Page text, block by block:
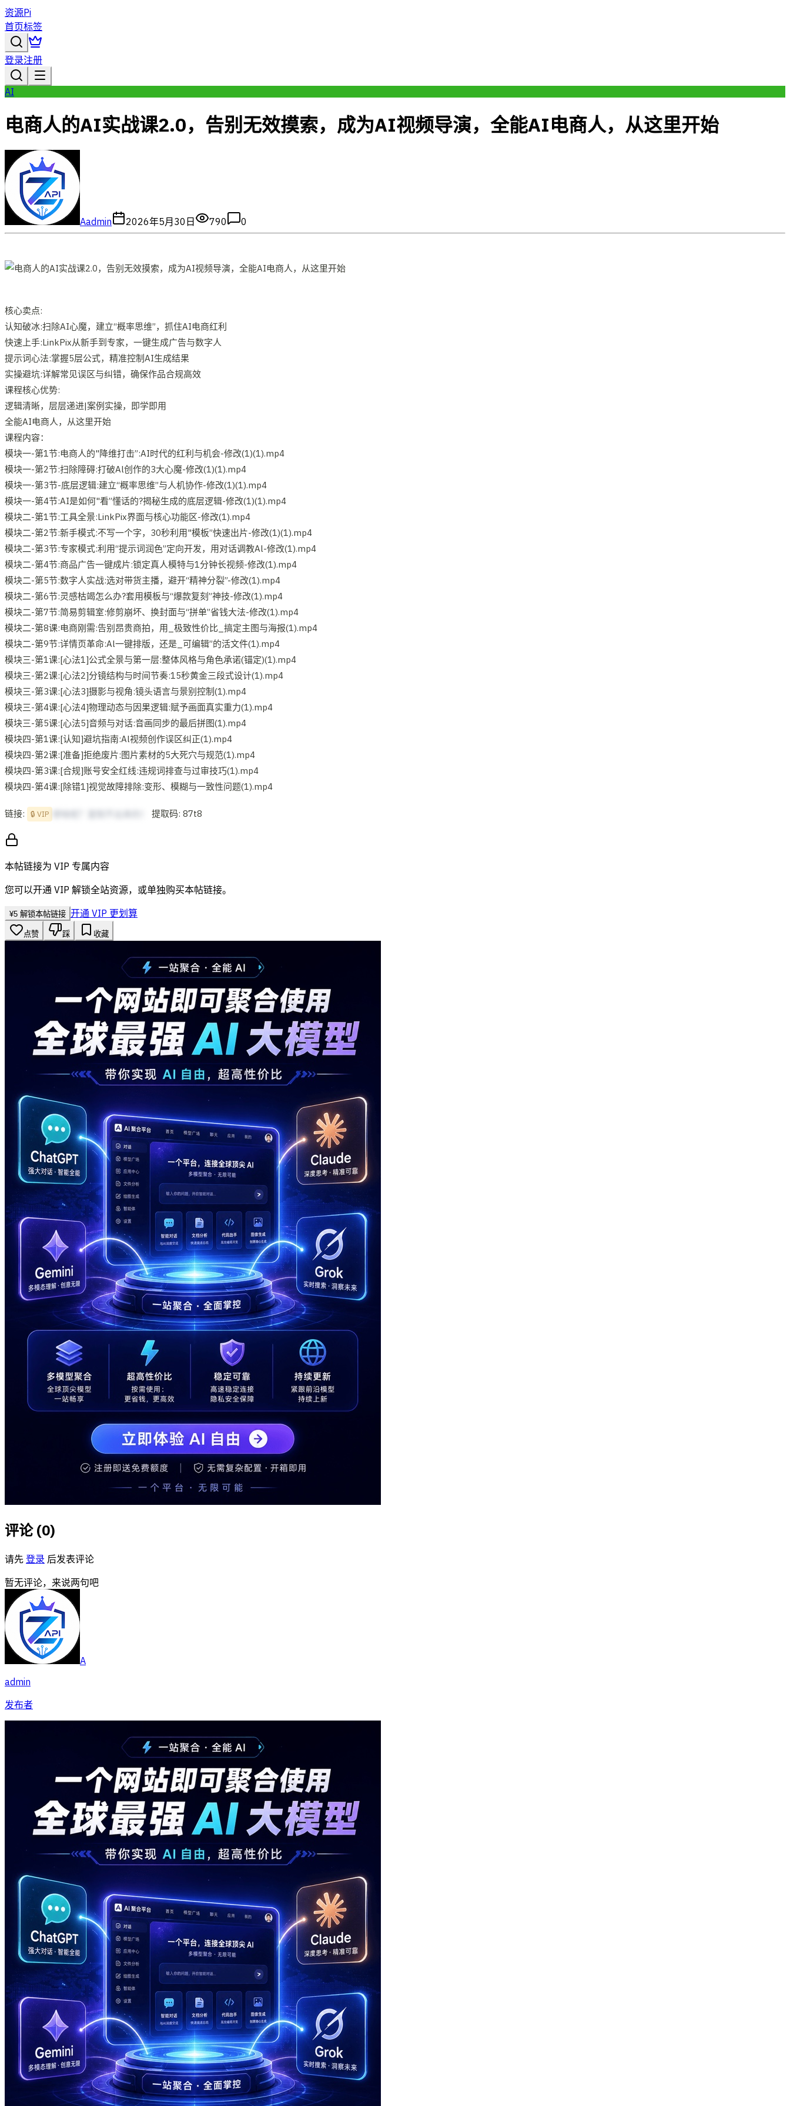
资源Pi
首页标签
登录注册
AI
电商人的AI实战课2.0，告别无效摸索，成为AI视频导演，全能AI电商人，从这里开始
Aadmin 2026年5月30日 790 0
核心卖点:
认知破冰:扫除AI心魔，建立“概率思维”，抓住AI电商红利
快速上手:LinkPix从新手到专家，一键生成广告与数字人
提示词心法:掌握5层公式，精准控制AI生成结果
实操避坑:详解常见误区与纠错，确保作品合规高效
课程核心优势:
逻辑清晰，层层递进|案例实操，即学即用
全能AI电商人，从这里开始
课程内容：
模块一-第1节:电商人的"降维打击”:AI时代的红利与机会-修改(1)(1).mp4
模块一-第2节:扫除障碍:打破Al创作的3大心魔-修改(1)(1).mp4
模块一-第3节-底层逻辑:建立“概率思维”与人机协作-修改(1)(1).mp4
模块一-第4节:AI是如何"看”懂话的?揭秘生成的底层逻辑-修改(1)(1).mp4
模块二-第1节:工具全景:LinkPix界面与核心功能区-修改(1).mp4
模块二-第2节:新手模式:不写一个字，30秒利用"模板”快速出片-修改(1)(1).mp4
模块二-第3节:专家模式:利用“提示词润色”定向开发，用对话调教Al-修改(1).mp4
模块二-第4节:商品广告一键成片:锁定真人模特与1分钟长视频-修改(1).mp4
模块二-第5节:数字人实战:选对带货主播，避开“精神分裂”-修改(1).mp4
模块二-第6节:灵感枯竭怎么办?套用模板与“爆款复刻”神技-修改(1).mp4
模块二-第7节:简易剪辑室:修剪崩坏、换封面与“拼单”省钱大法-修改(1).mp4
模块二-第8课:电商刚需:告别昂贵商拍，用_极致性价比_搞定主图与海报(1).mp4
模块二-第9节:详情页革命:Al一键排版，还是_可编辑”的活文件(1).mp4
模块三-第1课:[心法1]公式全景与第一层:整体风格与角色承诺(锚定)(1).mp4
模块三-第2课:[心法2]分镜结构与时间节奏:15秒黄金三段式设计(1).mp4
模块三-第3课:[心法3]摄影与视角:镜头语言与景别控制(1).mp4
模块三-第4课:[心法4]物理动态与因果逻辑:赋予画面真实重力(1).mp4
模块三-第5课:[心法5]音频与对话:音画同步的最后拼图(1).mp4
模块四-第1课:[认知]避坑指南:Al视频创作误区纠正(1).mp4
模块四-第2课:[准备]拒绝废片:图片素材的5大死穴与规范(1).mp4
模块四-第3课:[合规]账号安全红线:违规词排查与过审技巧(1).mp4
模块四-第4课:[除错1]视觉故障排除:变形、模糊与一致性问题(1).mp4
链接: 🔒 VIP 提取码: 87t8
本帖链接为 VIP 专属内容
您可以开通 VIP 解锁全站资源，或单独购买本帖链接。
¥5 解锁本帖链接 开通 VIP 更划算
点赞 踩 收藏
评论 (0)
请先 登录 后发表评论
暂无评论，来说两句吧
A
admin
发布者